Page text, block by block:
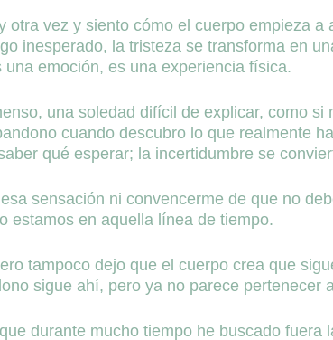
otra vez y siento cómo el cuerpo empieza
inesperado, la tristeza se transforma en
una emoción, es una experiencia física.
una soledad difícil de explicar, como
cuando descubro lo que realmente
qué esperar; la incertidumbre se
sensación ni convencerme de que no
estamos en aquella línea de tiempo.
tampoco dejo que el cuerpo crea que
sigue ahí, pero ya no parece pertenecer
durante mucho tiempo he buscado